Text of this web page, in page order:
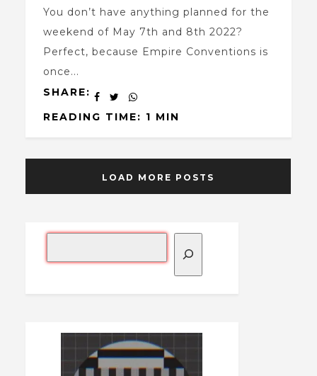
You don’t have anything planned for the
weekend of May 7th and 8th 2022?
Perfect, because Empire Conventions is
once...
SHARE:
READING TIME: 1 MIN
LOAD MORE POSTS